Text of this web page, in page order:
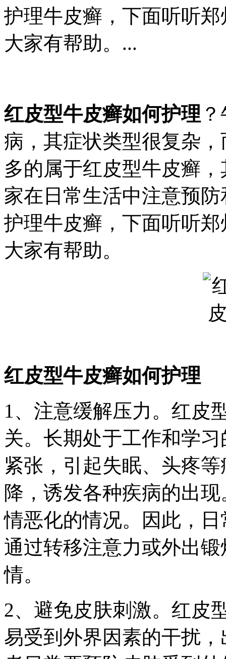
护理牛皮癣，下面听听
大家有帮助。...
红皮型牛皮癣如何护理
病，其症状类型很复杂
多的属于红皮型牛皮癣
家在日常生活中注意预
护理牛皮癣，下面听听
大家有帮助。
红皮型牛皮癣如何护理
1、注意缓解压力。红皮
关。长期处于工作和学
紧张，引起失眠、头疼
降，诱发各种疾病的出
情恶化的情况。因此，
通过转移注意力或外出
情。
2、避免皮肤刺激。红皮
易受到外界因素的干扰